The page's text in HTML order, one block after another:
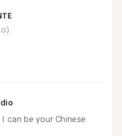
can be your Chinese